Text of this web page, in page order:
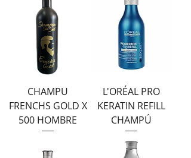
CHAMPU
FRENCHS GOLD X
500 HOMBRE
L'ORÉAL PRO
KERATIN REFILL
CHAMPÚ